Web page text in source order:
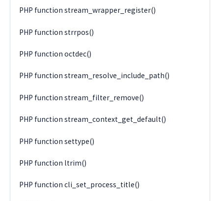
PHP function stream_wrapper_register()
PHP function strrpos()
PHP function octdec()
PHP function stream_resolve_include_path()
PHP function stream_filter_remove()
PHP function stream_context_get_default()
PHP function settype()
PHP function ltrim()
PHP function cli_set_process_title()